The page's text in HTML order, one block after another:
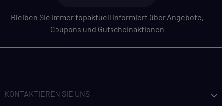
Bleiben Sie immer topaktuell informiert über Angebote,
Coupons und Gutscheinaktionen
KONTAKTIEREN SIE UNS